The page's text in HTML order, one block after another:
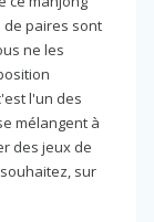
de paires sont
ne les
l'un des
mélangent à
des jeux de
sur